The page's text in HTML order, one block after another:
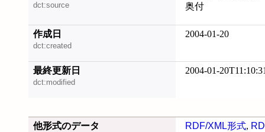
dct:source
奥付
作成日
dct:created
2004-01-20
最終更新日
dct:modified
2004-01-
他形式のデータ RDF/XML形式,